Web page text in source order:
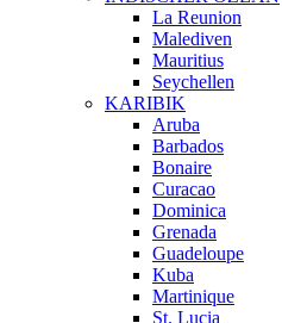
La Reunion
Malediven
Mauritius
Seychellen
KARIBIK
Aruba
Barbados
Bonaire
Curacao
Dominica
Grenada
Guadeloupe
Kuba
Martinique
St. Lucia